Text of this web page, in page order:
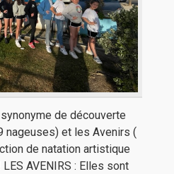
de découverte
nageuses) et les Avenirs (
de natation artistique
AVENIRS : Elles sont